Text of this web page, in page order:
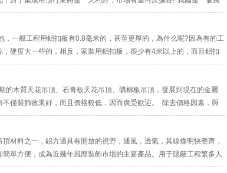
...
一般工程用鋁扣板有0.8毫米的，甚至更厚的，為什么呢?因為有的工
硬度大一些的，相反，家裝用鋁扣板，很少有4米以上的，而且鋁扣
說，0.6毫米的就足...
的木質天花吊頂、石膏板天花吊頂、礦棉板吊頂，發展到現在的金屬
僅裝飾效果好，而且價格較低，因而廣受歡迎。 除去價格因素，與
材料之一，鋁方通具有開放的視野，通風，透氣，其線條明快整齊，
單方便，成為近幾年風靡裝飾市場的主要產品。用于隱蔽工程繁多人
同時，能夠...